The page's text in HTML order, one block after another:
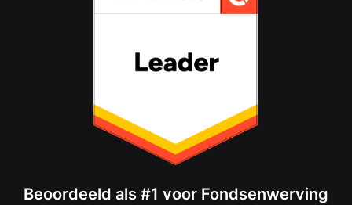
Beoordeeld als #1 voor Fondsenwerving